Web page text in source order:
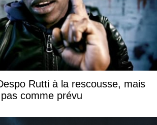
Rutti à la rescousse, mais
comme prévu